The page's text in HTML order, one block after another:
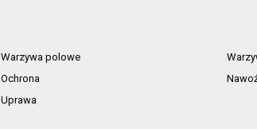
Warzywa polowe
Ochrona
Uprawa